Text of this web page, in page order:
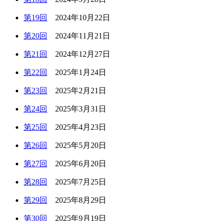
第19回 2024年10月22日
第20回 2024年11月21日
第21回 2024年12月27日
第22回 2025年1月24日
第23回 2025年2月21日
第24回 2025年3月31日
第25回 2025年4月23日
第26回 2025年5月20日
第27回 2025年6月20日
第28回 2025年7月25日
第29回 2025年8月29日
第30回 2025年9月19日